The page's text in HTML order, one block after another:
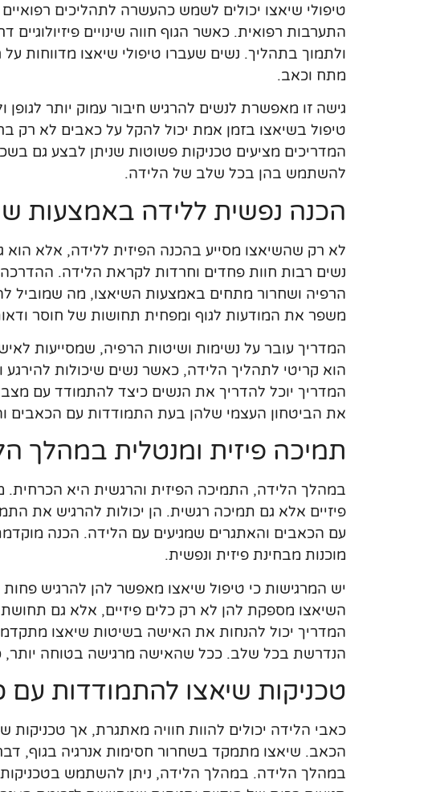
טיפולי שיאצו יכולים לשמש כהעשרה לתהליכים
התערבות רפואית. כאשר הגוף חווה שינויים
ולתמוך בתהליך. נשים שעברו טיפולי שיאצו מדווחות
מתח וכאב.
גישה זו מאפשרת לנשים להרגיש חיבור עמוק יותר
טיפול בשיאצו בזמן אמת יכול להקל על כאבים לא רק
המדריכים מציעים טכניקות פשוטות שניתן לבצע גם
להשתמש בהן בכל שלב של הלידה.
הכנה נפשית ללידה באמצעות
לא רק שהשיאצו מסייע בהכנה הפיזית ללידה, אלא
נשים רבות חוות פחדים וחרדות לקראת הלידה.
הרפיה ושחרור מתחים באמצעות השיאצו, מה שמוביל
משפר את המודעות לגוף ומפחית תחושות של חוסר
המדריך עובר על נשימות ושיטות הרפיה, שמסייעות
הוא קריטי לתהליך הלידה, כאשר נשים שיכולות להירגע
המדריך יוכל להדריך את הנשים כיצד להתמודד עם
את הביטחון העצמי שלהן בעת התמודדות עם הכאבים
תמיכה פיזית ומנטלית במהלך
במהלך הלידה, התמיכה הפיזית והרגשית היא הכרחית.
פיזיים אלא גם תמיכה רגשית. הן יכולות להרגיש את
עם הכאבים והאתגרים שמגיעים עם הלידה. הכנה
מוכנות מבחינת פיזית ונפשית.
יש המרגישות כי טיפול שיאצו מאפשר להן להרגיש
השיאצו מספקת להן לא רק כלים פיזיים, אלא גם
המדריך יכול להנחות את האישה בשיטות שיאצו
הנדרשת בכל שלב. ככל שהאישה מרגישה בטוחה יותר,
טכניקות שיאצו להתמודדות
כאבי הלידה יכולים להוות חוויה מאתגרת, אך טכניקות
הכאב. שיאצו מתמקד בשחרור חסימות אנרגיה בגוף,
במהלך הלידה. במהלך הלידה, ניתן להשתמש בטכניקות